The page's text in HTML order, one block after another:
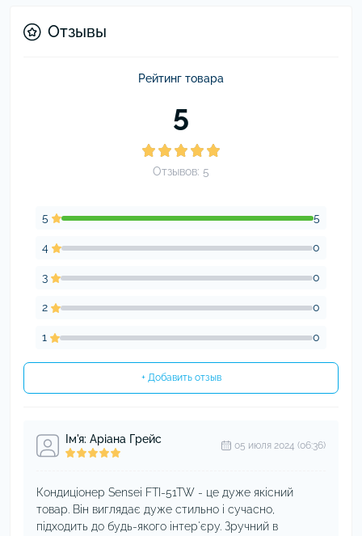
Отзывы
Рейтинг товара
5
Отзывов: 5
5 5
4 0
3 0
2 0
1 0
+ Добавить отзыв
Ім'я: Аріана Грейс 05 июля 2024 (06:36)
Кондиціонер Sensei FTI-51TW - це дуже якісний
товар. Він виглядає дуже стильно і сучасно,
підходить до будь-якого інтер'єру. Зручний в